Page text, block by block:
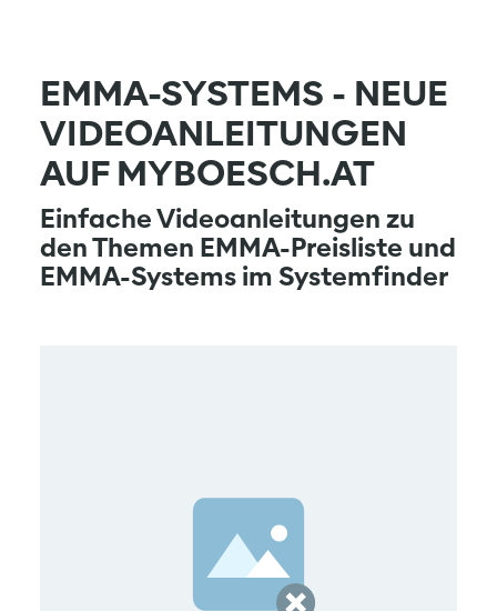
EMMA-SYSTEMS - NEUE
VIDEOANLEITUNGEN
AUF MYBOESCH.AT
Einfache Videoanleitungen zu
den Themen EMMA-Preisliste und
EMMA-Systems im Systemfinder